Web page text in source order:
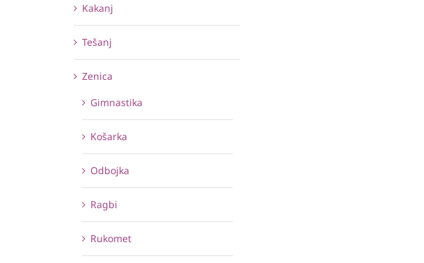
Kakanj
Tešanj
Zenica
Gimnastika
Košarka
Odbojka
Ragbi
Rukomet